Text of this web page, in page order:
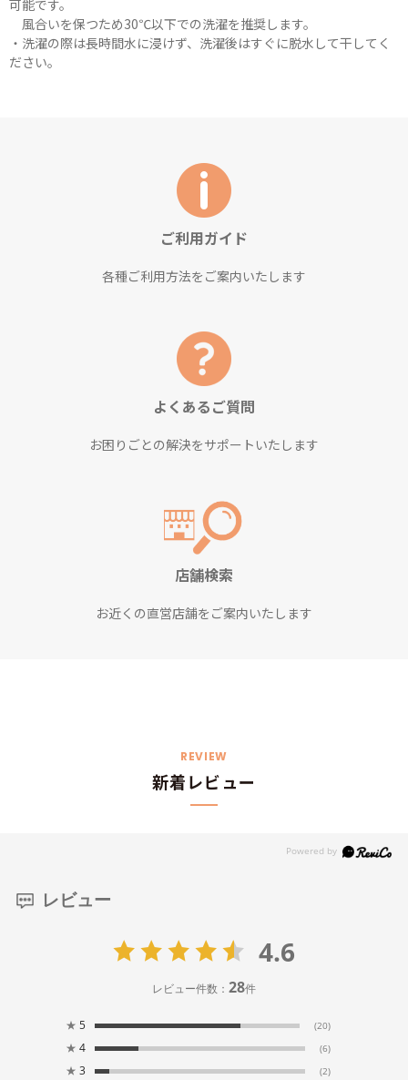
ご利用ガイド
各種ご利用方法をご案内いたします
よくあるご質問
お困りごとの解決をサポートいたします
店舗検索
お近くの直営店舗をご案内いたします
可能です。
風合いを保つため30℃以下での洗濯を推奨します。
・洗濯の際は長時間水に浸けず、洗濯後はすぐに脱水して干してく
ださい。
REVIEW
新着レビュー
レビュー
4.6
レビュー件数： 28件
★ 5 (20)
★ 4 (6)
★ 3 (2)